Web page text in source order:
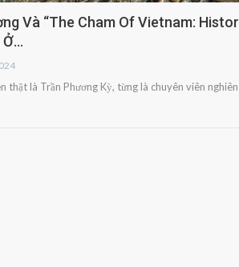
Và “The Cham Of Vietnam:
Ở…
thật là Trần Phương Kỳ, từng là chuyên viên